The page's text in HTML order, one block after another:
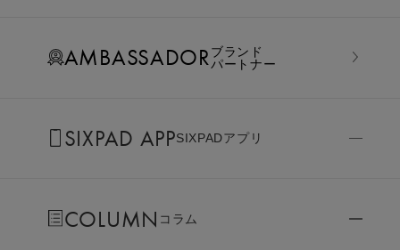
AMBASSADORブランド
パートナー
SIXPAD APPSIXPADアプリ
COLUMN コラム